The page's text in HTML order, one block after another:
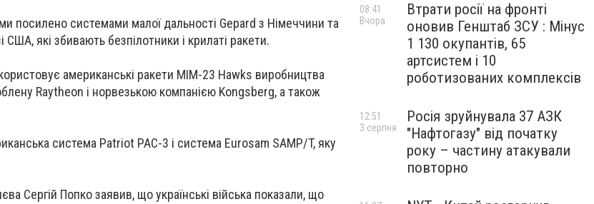
посилено системами малої дальності Gepard з Німеччини та
які збивають безпілотники і крилаті ракети.
американські ракети MIM-23 Hawks виробництва
Raytheon і норвезькою компанією Kongsberg, а також
система Patriot PAC-3 і система Eurosam SAMP/T, яку
Сергій Попко заявив, що українські війська показали, що
Втрати росії на фронті
оновив Генштаб ЗСУ : Мінус
1 130 окупантів, 65
артсистем і 10
роботизованих комплексів
08:41
Вчора
Росія зруйнувала 37 АЗК
"Нафтогазу" від початку
року – частину атакували
повторно
12:51
3 серпня